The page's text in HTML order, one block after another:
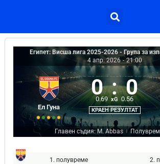
Египет: Висша лига 2025-2026 - Група за
4 апр. 2026 - 21:00
Ел Гуна
0 : 0
0.69 xG 0.56
КРАЕН РЕЗУЛТАТ
Главен съдия: M. Abbas
1. полувреме 2.